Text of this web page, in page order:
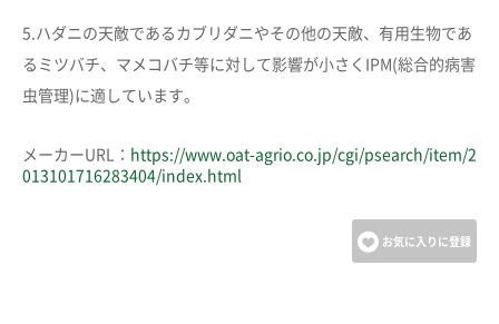
5.ハダニの天敵であるカブリダニやその他の天敵、有用生物であ
るミツバチ、マメコバチ等に対して影響が小さくIPM(総合的病害
虫管理)に適しています。
メーカーURL： https://www.oat-agrio.co.jp/cgi/psearch/item/2
013101716283404/index.html
お気に入りに登録